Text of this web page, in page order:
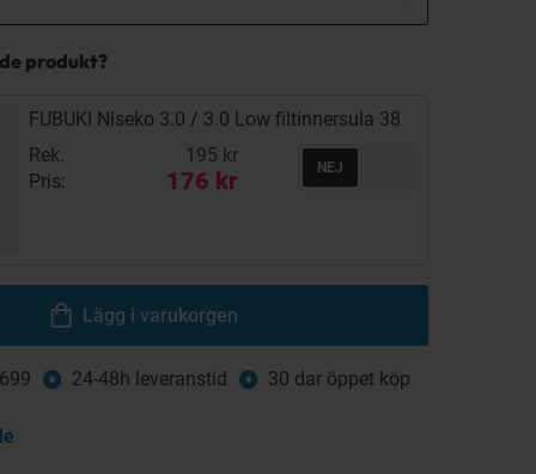
produkt?
FUBUKI Niseko 3.0 / 3.0 Low filtinnersula 38
Rek.
195 kr
Pris:
176 kr
Lägg i varukorgen
24-48h leveranstid 30 dar öppet köp